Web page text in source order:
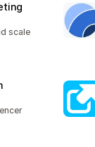
scale